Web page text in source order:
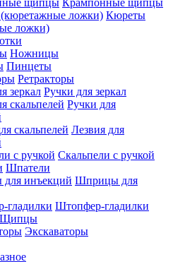
Крампонные щипцы
Кюреты
ложки)
Ножницы
Пинцеты
Ретракторы
Ручки для зеркал
Ручки для
Лезвия для
Скальпели с ручкой
Шпатели
Шприцы для
Штопфер-гладилки
Щипцы
Экскаваторы